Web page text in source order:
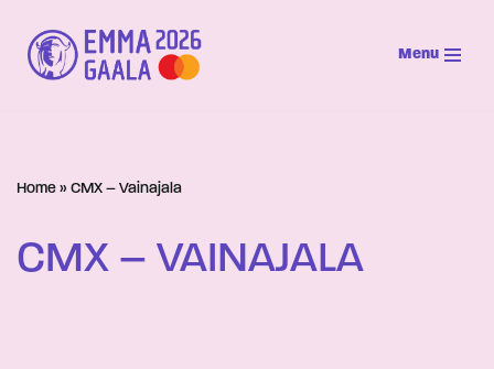
Siirry
suoraan
Menu
Home » CMX – Vainajala
CMX – VAINAJALA